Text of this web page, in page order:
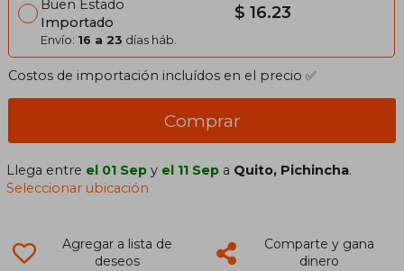
Buen Estado
Importado
Envío: 16 a 23 días háb.
$ 16.23
Costos de importación incluídos en el precio ✅
Comprar
Llega entre el 01 Sep y el 11 Sep a Quito, Pichincha.
Seleccionar ubicación
Agregar a lista de
deseos
Comparte y gana
dinero